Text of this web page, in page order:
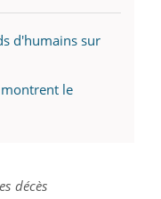
d'humains sur
le
décès